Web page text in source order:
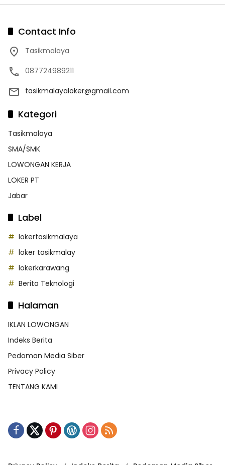
Contact Info
Tasikmalaya
087724989211
tasikmalayaloker@gmail.com
Kategori
Tasikmalaya
SMA/SMK
LOWONGAN KERJA
LOKER PT
Jabar
Label
lokertasikmalaya
loker tasikmalay
lokerkarawang
Berita Teknologi
Halaman
IKLAN LOWONGAN
Indeks Berita
Pedoman Media Siber
Privacy Policy
TENTANG KAMI